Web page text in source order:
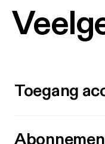
Toegang